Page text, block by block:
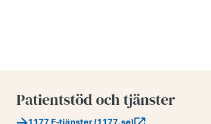
Patientstöd och tjänster